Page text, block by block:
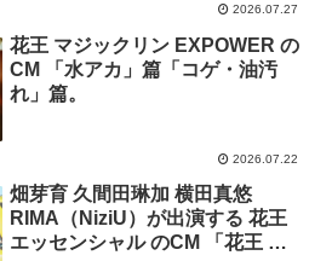
2026.07.27
花王 マジックリン EXPOWER の
CM 「水アカ」篇「コゲ・油汚
れ」篇。
2026.07.22
畑芽育 久間田琳加 横田真悠
RIMA（NiziU）が出演する 花王
エッセンシャル のCM 「花王 エ